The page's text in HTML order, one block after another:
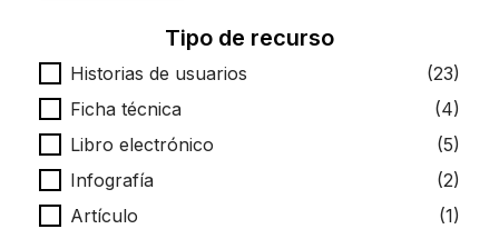
Tipo de recurso
Tipo de recurso
Historias de usuarios
(23)
Ficha técnica
(4)
Libro electrónico
(5)
Infografía
(2)
Artículo
(1)